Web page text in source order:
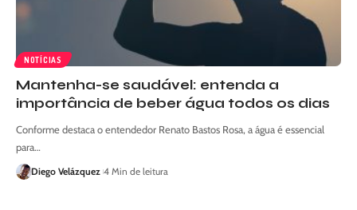
NOTÍCIAS
Mantenha-se saudável: entenda a
importância de beber água todos os dias
Conforme destaca o entendedor Renato Bastos Rosa, a água é essencial
para…
Diego Velázquez 4 Min de leitura